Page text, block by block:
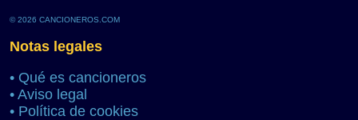
© 2026 CANCIONEROS.COM
Notas legales
• Qué es cancioneros
• Aviso legal
• Política de cookies